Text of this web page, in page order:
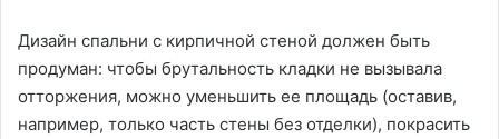
Дизайн спальни с кирпичной стеной должен быть
продуман: чтобы брутальность кладки не вызывала
отторжения, можно уменьшить ее площадь (оставив,
например, только часть стены без отделки), покрасить